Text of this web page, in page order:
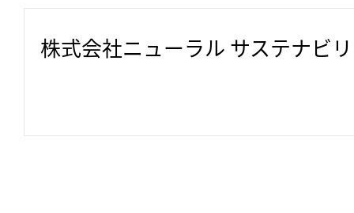
株式会社ニューラル サステナビ